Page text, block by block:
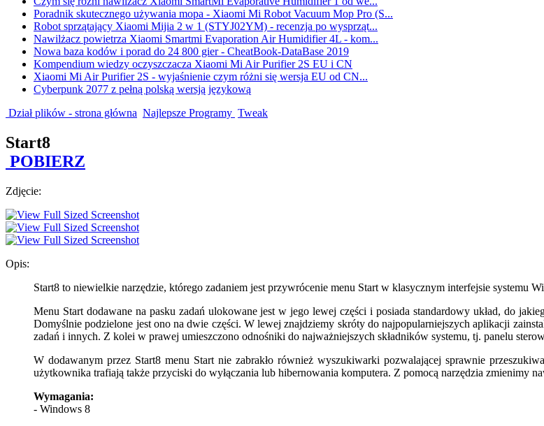
Poradnik skutecznego używania mopa - Xiaomi Mi Robot Vacuum Mop Pro (S...
Robot sprzątający Xiaomi Mijia 2 w 1 (STYJ02YM) - recenzja po wysprząt...
Nawilżacz powietrza Xiaomi Smartmi Evaporation Air Humidifier 4L - kom...
Nowa baza kodów i porad do 24 800 gier - CheatBook-DataBase 2019
Kompendium wiedzy oczyszczacza Xiaomi Mi Air Purifier 2S EU i CN
Xiaomi Mi Air Purifier 2S - wyjaśnienie czym różni się wersja EU od CN...
Cyberpunk 2077 z pełną polską wersją językową
Dział plików - strona główna Najlepsze Programy Tweak
Start8
POBIERZ
Zdjęcie:
Opis:
Start8 to niewielkie narzędzie, którego zadaniem jest przywrócenie menu Start w klasycznym interfejsie systemu
Menu Start dodawane na pasku zadań ulokowane jest w jego lewej części i posiada standardowy układ, do
Domyślnie podzielone jest ono na dwie części. W lewej znajdziemy skróty do najpopularniejszych aplikacji
zadań i innych. Z kolei w prawej umieszczono odnośniki do najważniejszych składników systemu, tj. panelu
W dodawanym przez Start8 menu Start nie zabrakło również wyszukiwarki pozwalającej sprawnie
użytkownika trafiają także przyciski do wyłączania lub hibernowania komputera. Z pomocą narzędzia zmienimy
Wymagania:
- Windows 8